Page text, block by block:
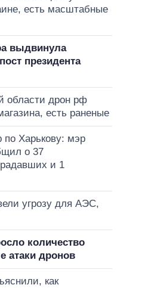
есть масштабные
выдвинула
президента
области дрон рф
есть раненые
по Харькову: мэр
о 37
и 1
угрозу для АЭС,
количество
атаки дронов
как